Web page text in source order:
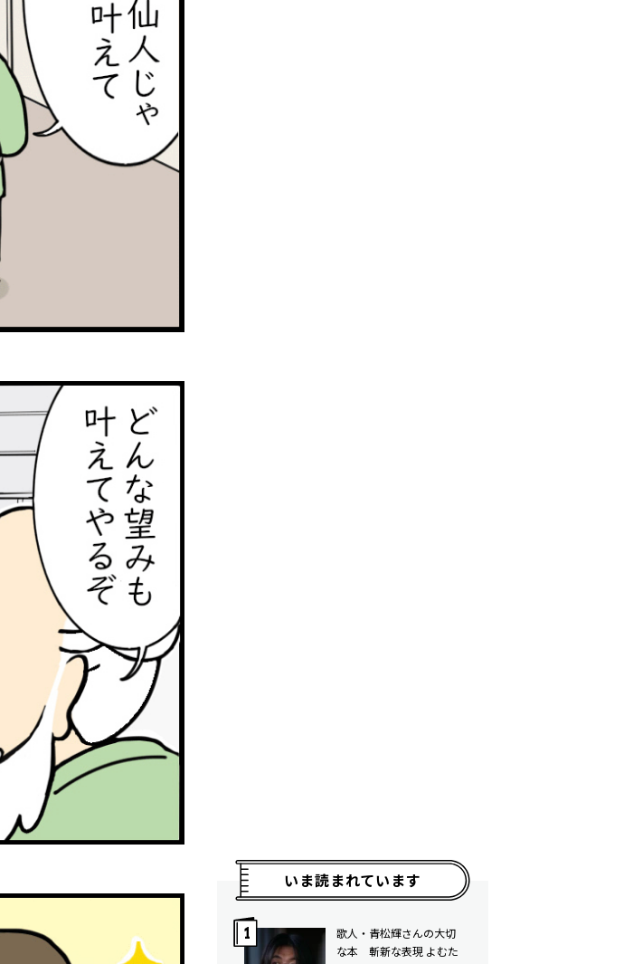
いま読まれています
歌人・青松輝さんの大切
な本 斬新な表現 よむた